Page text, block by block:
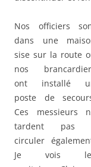
Nos officiers
dans une
sise sur la route
nos
ont installé
poste de
Ces messieurs
tardent pas
circuler
Je vois